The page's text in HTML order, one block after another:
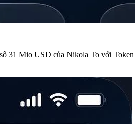
Mio USD của Nikola To với